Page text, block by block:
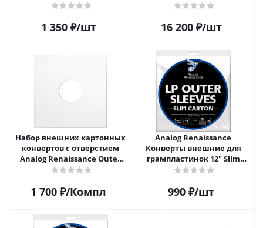
1 350₽/шт 16 200₽/шт
Набор внешних картонных
конвертов с отверстием
Analog Renaissance Оuter
Carton Jacket, 10шт, AR-
1 700 ₽/Компл
Analog Renaissance
Конверты внешние для
грампластинок 12" Slim
Carton (25 шт)
990 ₽/шт